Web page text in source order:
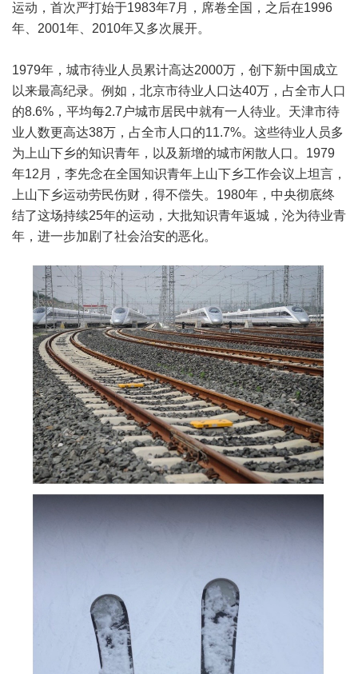
运动，首次严打始于1983年7月，席卷全国，之后在1996
年、2001年、2010年又多次展开。
1979年，城市待业人员累计高达2000万，创下新中国成立
以来最高纪录。例如，北京市待业人口达40万，占全市人口
的8.6%，平均每2.7户城市居民中就有一人待业。天津市待
业人数更高达38万，占全市人口的11.7%。这些待业人员多
为上山下乡的知识青年，以及新增的城市闲散人口。1979
年12月，李先念在全国知识青年上山下乡工作会议上坦言，
上山下乡运动劳民伤财，得不偿失。1980年，中央彻底终
结了这场持续25年的运动，大批知识青年返城，沦为待业青
年，进一步加剧了社会治安的恶化。